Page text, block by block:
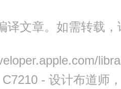
译文章。如需转载
C7210 - 设计布道师